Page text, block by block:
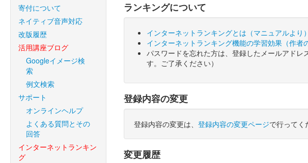
寄付について
ネイティブ音声対応
改版履歴
活用講座ブログ
Googleイメージ検
索
例文検索
サポート
オンラインヘルプ
よくある質問とその
回答
インターネットランキン
グ
ランキングについて
インターネットランキングとは（マニュアルより）
インターネットランキング機能の学習効果（作者
パスワードを忘れた方は、登録したメールアドレ
す。ご了承ください）
登録内容の変更
登録内容の変更は、 登録内容の変更ページで行ってく
変更履歴